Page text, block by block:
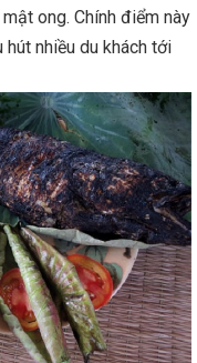
ong. Chính điểm này
hút nhiều du khách tới